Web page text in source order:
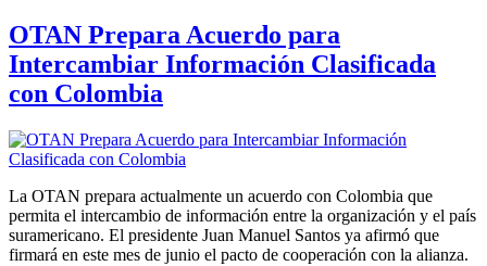
OTAN Prepara Acuerdo para
Intercambiar Información Clasificada
con Colombia
La OTAN prepara actualmente un acuerdo con Colombia que
permita el intercambio de información entre la organización y el país
suramericano. El presidente Juan Manuel Santos ya afirmó que
firmará en este mes de junio el pacto de cooperación con la alianza.